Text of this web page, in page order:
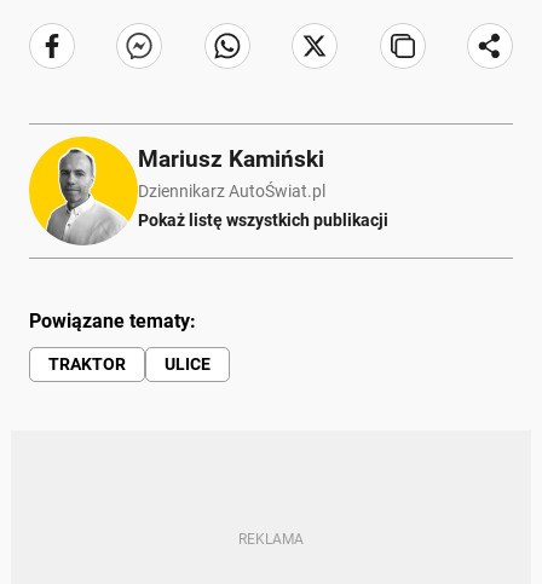
Mariusz Kamiński
Dziennikarz AutoŚwiat.pl
Pokaż listę wszystkich publikacji
Powiązane tematy:
TRAKTOR ULICE